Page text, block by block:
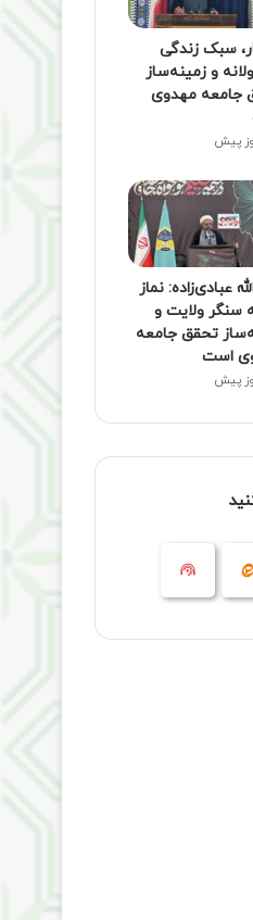
سبک زندگی
و زمینه‌ساز
جامعه مهدوی
عبادی‌زاده: نماز
سنگر ولایت و
تحقق جامعه
است
ایتا